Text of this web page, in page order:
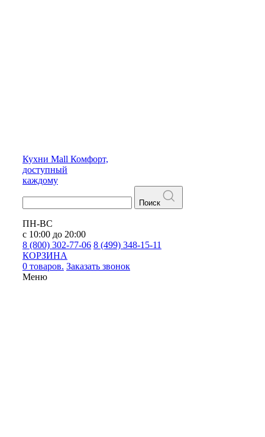
Кухни Mall Комфорт,
доступный
каждому
Поиск
ПН-ВС
с 10:00 до 20:00
8 (800) 302-77-06 8 (499) 348-15-11
КОРЗИНА
0 товаров. Заказать звонок
Меню